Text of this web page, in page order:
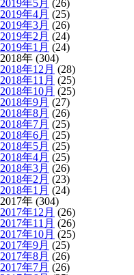
2019年5月 (26)
2019年4月 (25)
2019年3月 (26)
2019年2月 (24)
2019年1月 (24)
2018年 (304)
2018年12月 (28)
2018年11月 (25)
2018年10月 (25)
2018年9月 (27)
2018年8月 (26)
2018年7月 (25)
2018年6月 (25)
2018年5月 (25)
2018年4月 (25)
2018年3月 (26)
2018年2月 (23)
2018年1月 (24)
2017年 (304)
2017年12月 (26)
2017年11月 (26)
2017年10月 (25)
2017年9月 (25)
2017年8月 (26)
2017年7月 (26)